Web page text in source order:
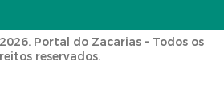
Portal do Zacarias - Todos os
reservados.